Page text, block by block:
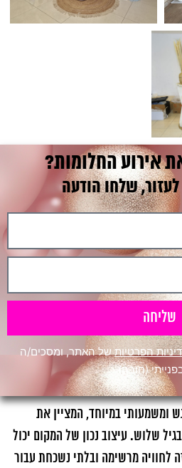
אירוע החלומות?
לעזור, שלחו הודעה
שליחה
הפרטיותשל האתר, ומסכים/ה
(חובה)
ומשמעותי במיוחד, המציין את
שלוש. עיצוב נכון של המקום יכול
לחוויה מרשימה ובלתי נשכחת עבור